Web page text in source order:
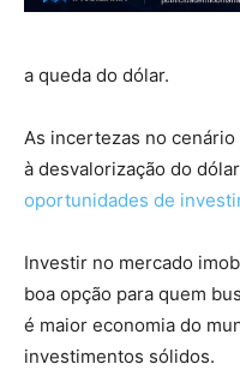
a queda do dólar.
As incertezas no
à desvalorização do
oportunidades de
Investir no mercado
boa opção para quem
é maior economia do
investimentos sólidos.